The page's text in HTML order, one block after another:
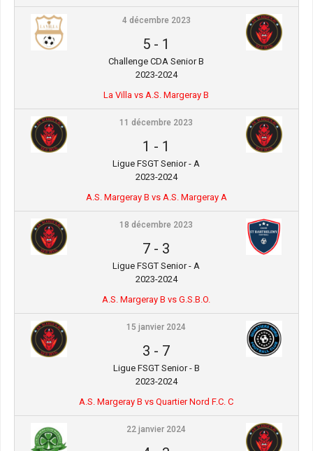
4 décembre 2023
5 - 1
Challenge CDA Senior B
2023-2024
La Villa vs A.S. Margeray B
11 décembre 2023
1 - 1
Ligue FSGT Senior - A
2023-2024
A.S. Margeray B vs A.S. Margeray A
18 décembre 2023
7 - 3
Ligue FSGT Senior - A
2023-2024
A.S. Margeray B vs G.S.B.O.
15 janvier 2024
3 - 7
Ligue FSGT Senior - B
2023-2024
A.S. Margeray B vs Quartier Nord F.C. C
22 janvier 2024